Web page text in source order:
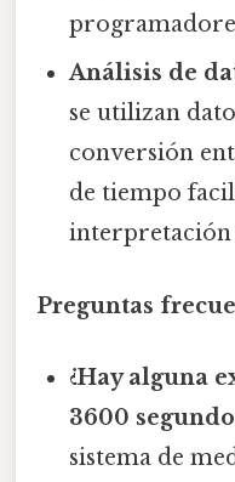
Análisis de
se utilizan
conversión
de tiempo
interpretación
Preguntas
¿Hay alguna
3600
sistema de